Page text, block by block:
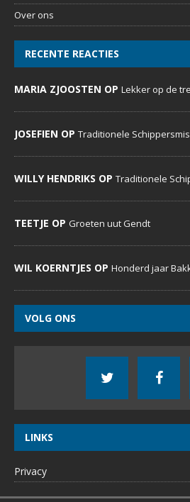
Over ons
RECENTE REACTIES
MARIA ZJOOSTEN OP Lekker op de
JOSEFIEN OP Traditionele
WILLY HENDRIKS OP Traditionele
TEETJE OP Groeten uut Gendt
WIL KOERNTJES OP Honderd jaar
VOLG ONS
LINKS
Privacy